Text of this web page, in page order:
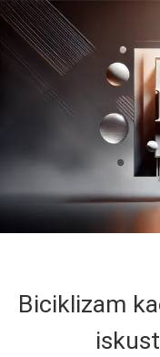
Biciklizam